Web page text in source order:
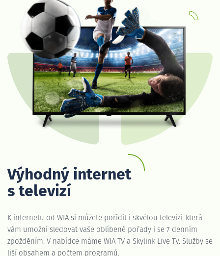
Výhodný internet
s televizí
K internetu od WIA si můžete pořídit i skvělou televizi, která
vám umožní sledovat vaše oblíbené pořady i se 7 denním
zpožděním. V nabídce máme WIA TV a Skylink Live TV. Služby se
liší obsahem a počtem programů.